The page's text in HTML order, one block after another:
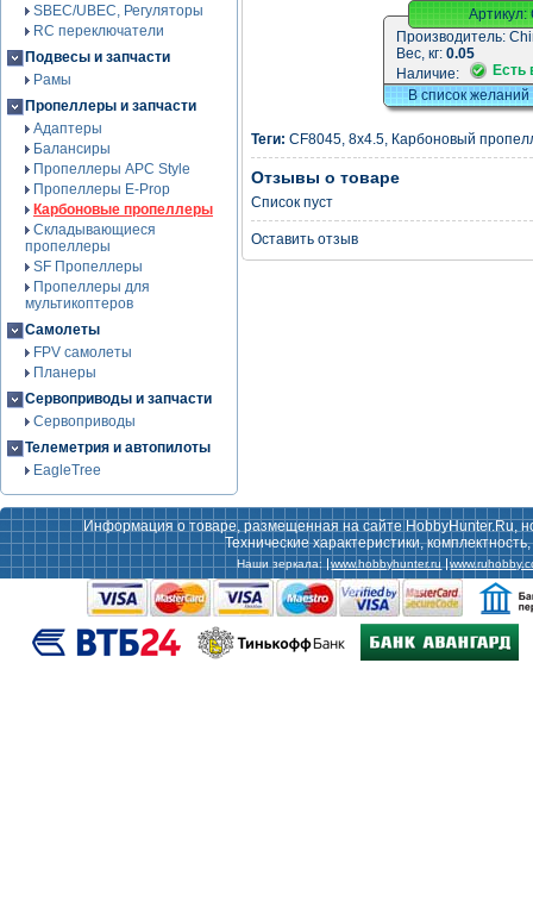
SBEC/UBEC, Регуляторы
RC переключатели
Подвесы и запчасти
Рамы
Пропеллеры и запчасти
Адаптеры
Балансиры
Пропеллеры APC Style
Пропеллеры E-Prop
Карбоновые пропеллеры
Складывающиеся
пропеллеры
SF Пропеллеры
Пропеллеры для
мультикоптеров
Самолеты
FPV самолеты
Планеры
Сервоприводы и запчасти
Сервоприводы
Телеметрия и автопилоты
EagleTree
Артикул:
Производитель:
Вес, кг: 0.05
Наличие:
Есть
В список желаний
Теги: CF8045, 8x4.5, Карбоновый
Отзывы о товаре
Список пуст
Оставить отзыв
Информация о товаре, размещенная на сайте HobbyHunter.Ru,
Технические характеристики,
Наши зеркала: www.hobbyhunter.ru